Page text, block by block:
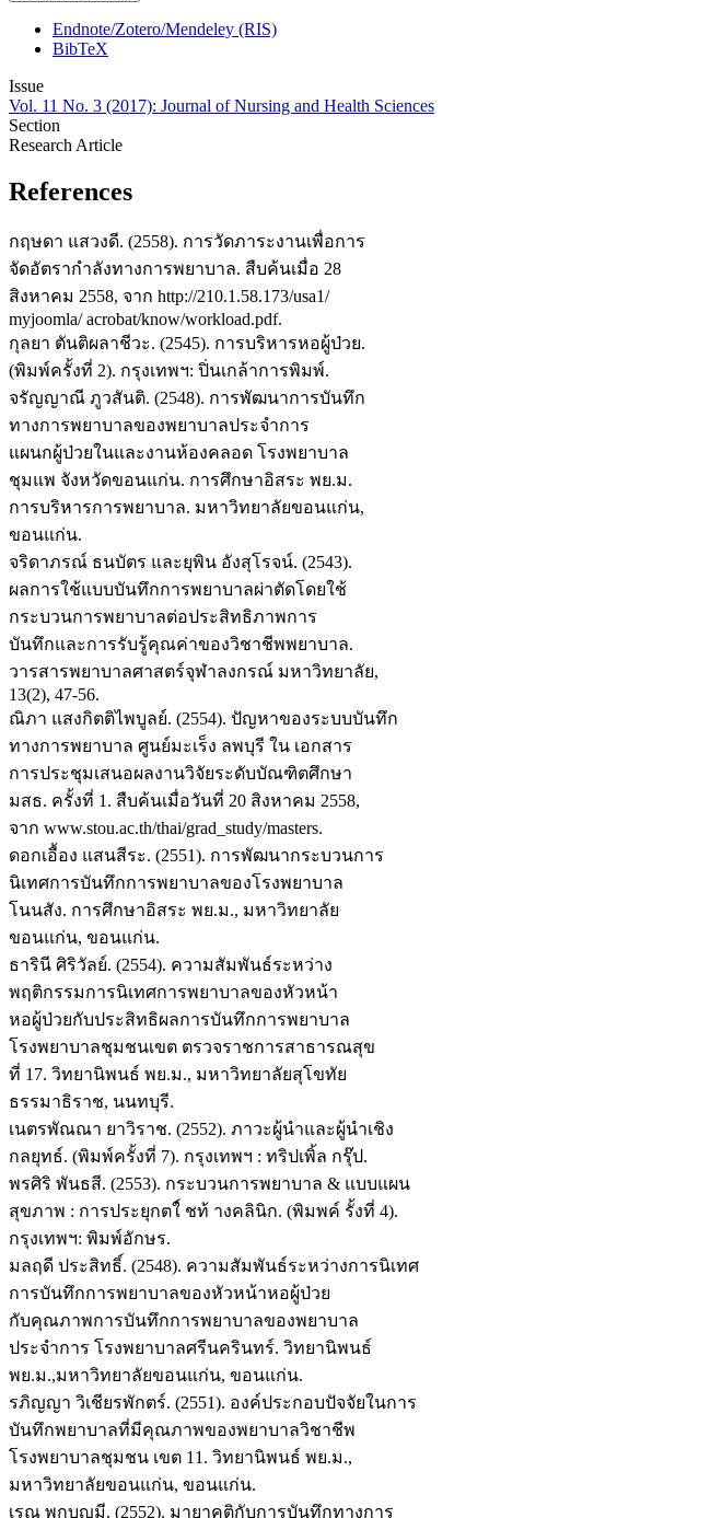
Endnote/Zotero/Mendeley (RIS)
BibTeX
Issue
Vol. 11 No. 3 (2017): Journal of Nursing and Health Sciences
Section
Research Article
References
กฤษดา แสวงดี. (2558). การวัดภาระงานเพื่อการ
จัดอัตรากำลังทางการพยาบาล. สืบค้นเมื่อ 28
สิงหาคม 2558, จาก http://210.1.58.173/usa1/
myjoomla/ acrobat/know/workload.pdf.
กุลยา ตันติผลาชีวะ. (2545). การบริหารหอผู้ป่วย.
(พิมพ์ครั้งที่ 2). กรุงเทพฯ: ปิ่นเกล้าการพิมพ์.
จรัญญาณี ภูวสันติ. (2548). การพัฒนาการบันทึก
ทางการพยาบาลของพยาบาลประจำการ
แผนกผู้ป่วยในและงานห้องคลอด โรงพยาบาล
ชุมแพ จังหวัดขอนแก่น. การศึกษาอิสระ พย.ม.
การบริหารการพยาบาล. มหาวิทยาลัยขอนแก่น,
ขอนแก่น.
จริดาภรณ์ ธนบัตร และยุพิน อังสุโรจน์. (2543).
ผลการใช้แบบบันทึกการพยาบาลผ่าตัดโดยใช้
กระบวนการพยาบาลต่อประสิทธิภาพการ
บันทึกและการรับรู้คุณค่าของวิชาชีพพยาบาล.
วารสารพยาบาลศาสตร์จุฬาลงกรณ์ มหาวิทยาลัย,
13(2), 47-56.
ณิภา แสงกิตติไพบูลย์. (2554). ปัญหาของระบบบันทึก
ทางการพยาบาล ศูนย์มะเร็ง ลพบุรี ใน เอกสาร
การประชุมเสนอผลงานวิจัยระดับบัณฑิตศึกษา
มสธ. ครั้งที่ 1. สืบค้นเมื่อวันที่ 20 สิงหาคม 2558,
จาก www.stou.ac.th/thai/grad_study/masters.
ดอกเอื้อง แสนสีระ. (2551). การพัฒนากระบวนการ
นิเทศการบันทึกการพยาบาลของโรงพยาบาล
โนนสัง. การศึกษาอิสระ พย.ม., มหาวิทยาลัย
ขอนแก่น, ขอนแก่น.
ธารินี ศิริวัลย์. (2554). ความสัมพันธ์ระหว่าง
พฤติกรรมการนิเทศการพยาบาลของหัวหน้า
หอผู้ป่วยกับประสิทธิผลการบันทึกการพยาบาล
โรงพยาบาลชุมชนเขต ตรวจราชการสาธารณสุข
ที่ 17. วิทยานิพนธ์ พย.ม., มหาวิทยาลัยสุโขทัย
ธรรมาธิราช, นนทบุรี.
เนตรพัณณา ยาวิราช. (2552). ภาวะผู้นำและผู้นำเชิง
กลยุทธ์. (พิมพ์ครั้งที่ 7). กรุงเทพฯ : ทริปเพิ้ล กรุ๊ป.
พรศิริ พันธสี. (2553). กระบวนการพยาบาล & แบบแผน
สุขภาพ : การประยุกตใ์ ชท้ างคลินิก. (พิมพค์ รั้งที่ 4).
กรุงเทพฯ: พิมพ์อักษร.
มลฤดี ประสิทธิ์. (2548). ความสัมพันธ์ระหว่างการนิเทศ
การบันทึกการพยาบาลของหัวหน้าหอผู้ป่วย
กับคุณภาพการบันทึกการพยาบาลของพยาบาล
ประจำการ โรงพยาบาลศรีนครินทร์. วิทยานิพนธ์
พย.ม.,มหาวิทยาลัยขอนแก่น, ขอนแก่น.
รภิญญา วิเชียรพักตร์. (2551). องค์ประกอบปัจจัยในการ
บันทึกพยาบาลที่มีคุณภาพของพยาบาลวิชาชีพ
โรงพยาบาลชุมชน เขต 11. วิทยานิพนธ์ พย.ม.,
มหาวิทยาลัยขอนแก่น, ขอนแก่น.
เรณู พุกบุญมี. (2552). มายาคติกับการบันทึกทางการ